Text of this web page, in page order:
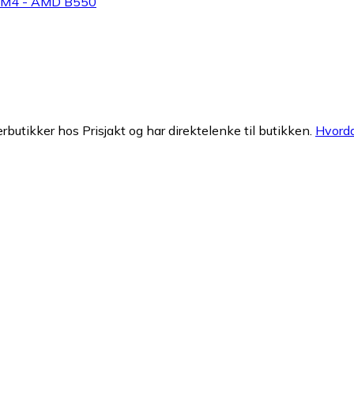
hos Prisjakt og har direktelenke til butikken.